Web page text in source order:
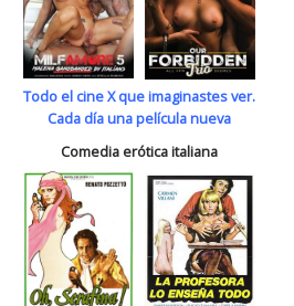
Todo el cine X que imaginastes ver.
Cada día una película nueva
Comedia erótica italiana